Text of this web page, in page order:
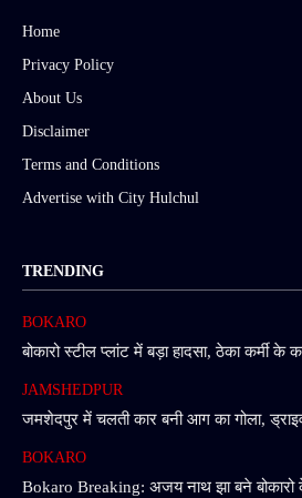
Home
Privacy Policy
About Us
Disclaimer
Terms and Conditions
Advertise with City Hulchul
TRENDING
BOKARO
बोकारो स्टील प्लांट में बड़ा हादसा, ठेका कर्मी
JAMSHEDPUR
जमशेदपुर में चलती कार बनी आग का गोला,
BOKARO
Bokaro Breaking: अजय नाथ झा बने बोकारो